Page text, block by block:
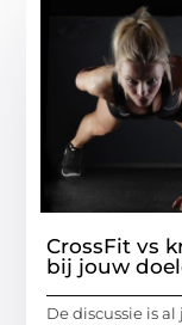
CrossFit vs
bij jouw
De discussie is